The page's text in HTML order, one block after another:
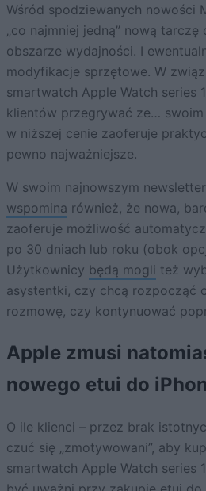
Wśród spodziewanych nowości
„co najmniej jedną” nową
obszarze wydajności. I
modyfikacje sprzętowe. W
smartwatch Apple Watch series
klientów przegrywać ze…
w niższej cenie zaoferuje
pewno najważniejsze.
W swoim najnowszym
wspomina również, że nowa,
zaoferuje możliwość
po 30 dniach lub roku (obok
Użytkownicy będą mogli też
asystentki, czy chcą rozpocząć
rozmowę, czy kontynuować
Apple zmusi
nowego etui do
O ile klienci – przez brak
czuć się „zmotywowani”, aby
smartwatch Apple Watch series